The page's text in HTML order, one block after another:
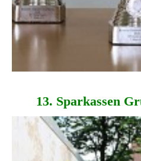
13. Sparkassen